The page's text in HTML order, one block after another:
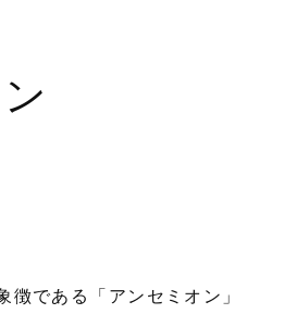
である「アンセミオン」